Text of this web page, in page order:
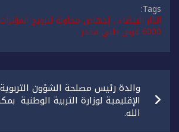
Tags:
الدار البيضاء... إجهاض محاولة لترويج
6000 قرص طبي مخدر
تصفّح
المقالاتوالدة رئيس مصلحة الشؤون التربوية
الإقليمية لوزارة التربية الوطنية
الله.